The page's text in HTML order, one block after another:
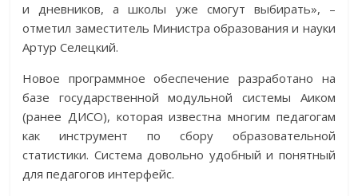
и дневников, а школы уже смогут выбирать», –
отметил заместитель Министра образования и науки
Артур Селецкий.
Новое программное обеспечение разработано на
базе государственной модульной системы Аиком
(ранее ДИСО), которая известна многим педагогам
как инструмент по сбору образовательной
статистики. Система довольно удобный и понятный
для педагогов интерфейс.